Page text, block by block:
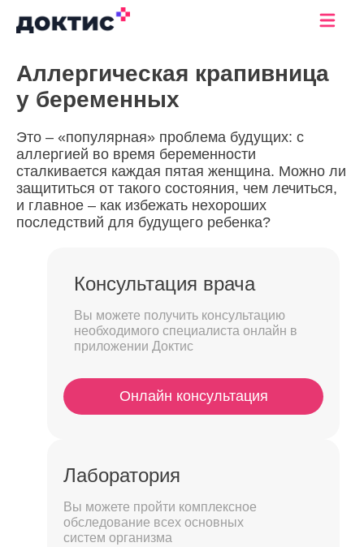
Аллергическая крапивница
у беременных
Это – «популярная» проблема будущих: с
аллергией во время беременности
сталкивается каждая пятая женщина. Можно ли
защититься от такого состояния, чем лечиться,
и главное – как избежать нехороших
последствий для будущего ребенка?
Консультация врача
Вы можете получить консультацию
необходимого специалиста онлайн в
приложении Доктис
Онлайн консультация
Лаборатория
Вы можете пройти комплексное
обследование всех основных
систем организма